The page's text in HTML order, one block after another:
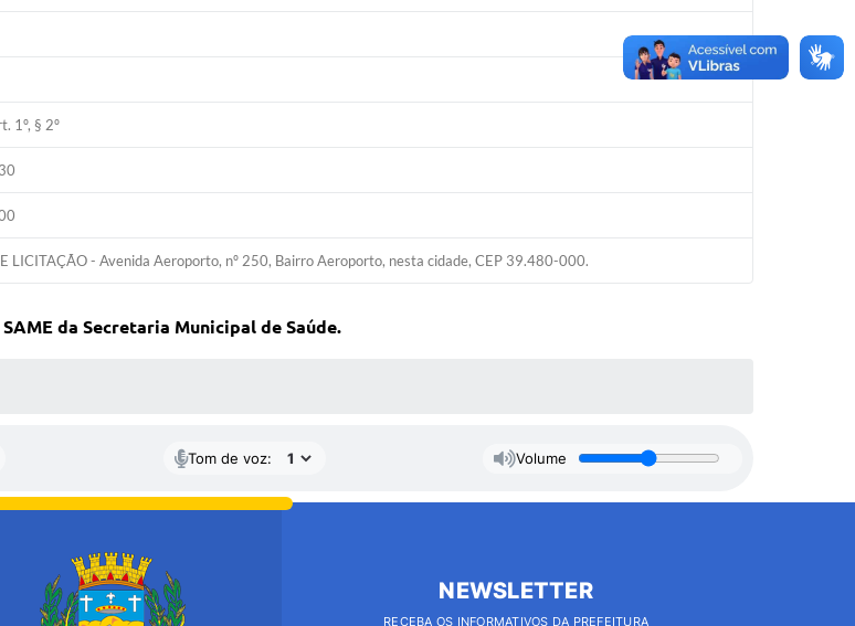
1º, § 2º
LICITAÇÃO - Avenida Aeroporto, nº 250, Bairro Aeroporto, nesta cidade, CEP 39.480-000.
da Secretaria Municipal de Saúde.
Tom de voz: Volume
NEWSLETTER
RECEBA OS INFORMATIVOS DA PREFEITURA